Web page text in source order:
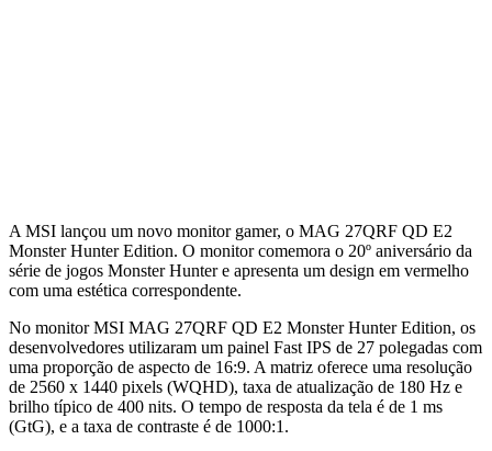
A MSI lançou um novo monitor gamer, o MAG 27QRF QD E2
Monster Hunter Edition. O monitor comemora o 20º aniversário da
série de jogos Monster Hunter e apresenta um design em vermelho
com uma estética correspondente.
No monitor MSI MAG 27QRF QD E2 Monster Hunter Edition, os
desenvolvedores utilizaram um painel Fast IPS de 27 polegadas com
uma proporção de aspecto de 16:9. A matriz oferece uma resolução
de 2560 x 1440 pixels (WQHD), taxa de atualização de 180 Hz e
brilho típico de 400 nits. O tempo de resposta da tela é de 1 ms
(GtG), e a taxa de contraste é de 1000:1.